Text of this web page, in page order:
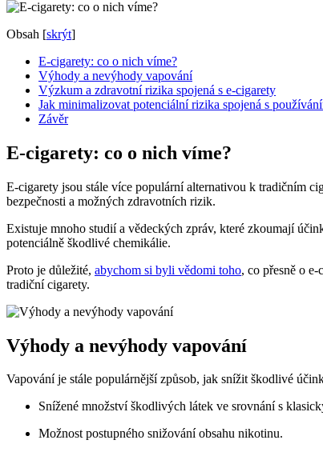
Obsah [skrýt]
E-cigarety: co o nich víme?
Výhody a nevýhody vapování
Výzkum a zdravotní rizika spojená s e-cigarety
Jak minimalizovat potenciální rizika spojená s
Závěr
E-cigarety: co o nich víme?
E-cigarety jsou stále více populární alternativou k tradičním
bezpečnosti a možných zdravotních rizik.
Existuje mnoho studií a vědeckých zpráv, které zkoumají
potenciálně škodlivé chemikálie.
Proto je důležité, abychom si byli vědomi toho, co přesně o
tradiční cigarety.
Výhody a nevýhody vapování
Vapování je stále populárnější způsob, jak snížit škodlivé
Snížené množství škodlivých látek ve srovnání s
Možnost postupného snižování obsahu nikotinu.